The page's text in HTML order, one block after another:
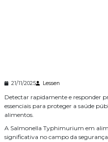
21/11/2025 Lessen
Detectar rapidamente e responder
essenciais para proteger a saúde
alimentos.
A Salmonella Typhimurium em
significativa no campo da